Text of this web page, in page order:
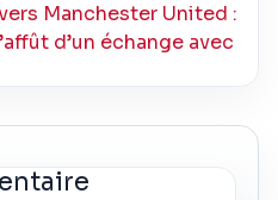
Manchester United :
d’un échange avec